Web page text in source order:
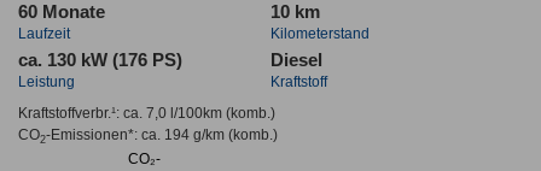
60 Monate
Laufzeit
10 km
Kilometerstand
ca. 130 kW (176 PS)
Leistung
Diesel
Kraftstoff
Kraftstoffverbr.¹: ca. 7,0 l/100km(komb.)
CO2-Emissionen*: ca. 194 g/km(komb.)
CO₂-